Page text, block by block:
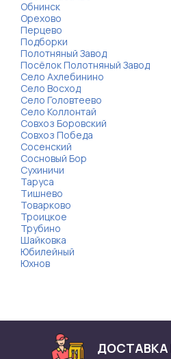
Обнинск
Орехово
Перцево
Подборки
Полотняный Завод
Посёлок Полотняный Завод
Село Ахлебинино
Село Восход
Село Головтеево
Село Коллонтай
Совхоз Боровский
Совхоз Победа
Сосенский
Сосновый Бор
Сухиничи
Таруса
Тишнево
Товарково
Троицкое
Трубино
Шайковка
Юбилейный
Юхнов
ДОСТАВКА